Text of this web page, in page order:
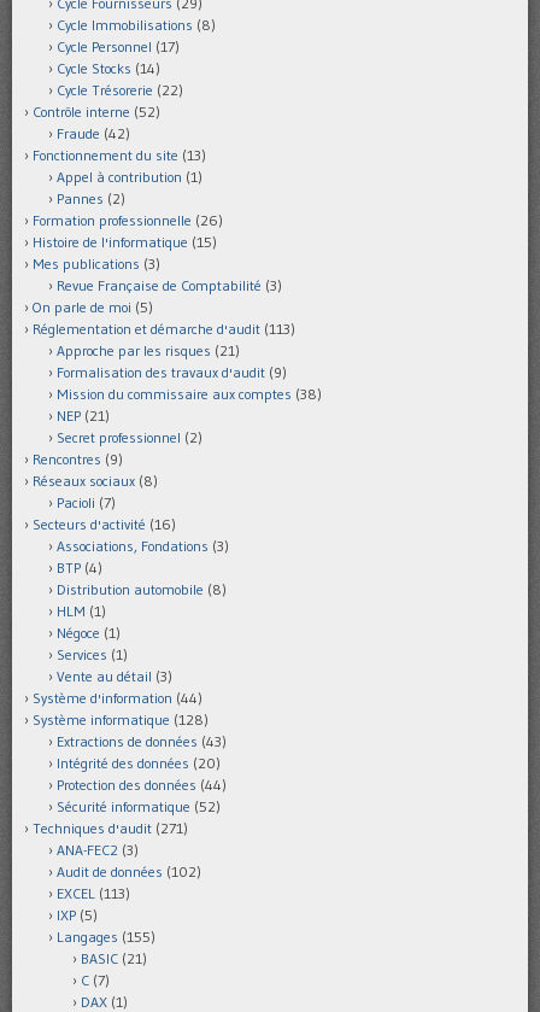
Cycle Immobilisations (8)
Cycle Personnel (17)
Cycle Stocks (14)
Cycle Trésorerie (22)
Contrôle interne (52)
Fraude (42)
Fonctionnement du site (13)
Appel à contribution (1)
Pannes (2)
Formation professionnelle (26)
Histoire de l'informatique (15)
Mes publications (3)
Revue Française de Comptabilité (3)
On parle de moi (5)
Réglementation et démarche d'audit (113)
Approche par les risques (21)
Formalisation des travaux d'audit (9)
Mission du commissaire aux comptes (38)
NEP (21)
Secret professionnel (2)
Rencontres (9)
Réseaux sociaux (8)
Pacioli (7)
Secteurs d'activité (16)
Associations, Fondations (3)
BTP (4)
Distribution automobile (8)
HLM (1)
Négoce (1)
Services (1)
Vente au détail (3)
Système d'information (44)
Système informatique (128)
Extractions de données (43)
Intégrité des données (20)
Protection des données (44)
Sécurité informatique (52)
Techniques d'audit (271)
ANA-FEC2 (3)
Audit de données (102)
EXCEL (113)
IXP (5)
Langages (155)
BASIC (21)
C (7)
DAX (1)